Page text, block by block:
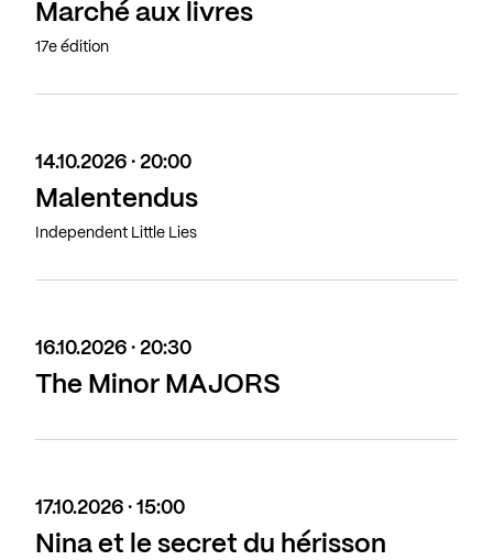
Marché aux livres
17e édition
14.10.2026 · 20:00
Malentendus
Independent Little Lies
16.10.2026 · 20:30
The Minor MAJORS
17.10.2026 · 15:00
Nina et le secret du hérisson